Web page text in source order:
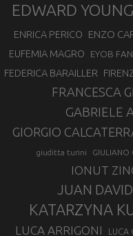
EDWARD YOUNG
ENRICA PERICO ENZO
EUFEMIA MAGRO EYOB
FEDERICA BARAILLER
FRANCESCA
GABRIELE
GIORGIO
giuditta turini GIULIANO
IONUT
JUAN
KATARZYNA
LUCA ARRIGONI LUCA